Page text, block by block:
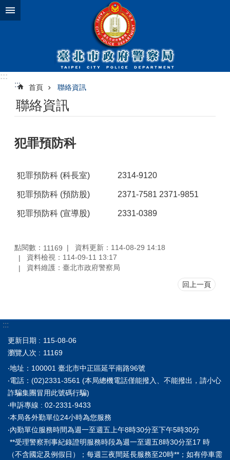
跳到主要內容區塊
:::
:::
首頁 聯絡資訊
聯絡資訊
犯罪預防科
犯罪預防科 (科長室) 2314-9120
犯罪預防科 (預防股) 2371-7581 2371-9851
犯罪預防科 (宣導股) 2331-0389
點閱數： 11169
資料更新：114-08-29 14:18
資料檢視：114-09-11 13:17
資料維護：臺北市政府警察局
回上一頁
:::
更新日期
115-08-06
瀏覽人次
11169
‧地址：100001 臺北市中正區延平南路96號
‧電話：(02)2331-3561 (本局總機電話僅能撥入、不能撥出，請小心
詐騙集團冒用此號碼行騙)
‧申訴專線 : 02-2331-9433
‧本局各外勤單位24小時為您服務
‧內勤單位服務時間為週一至週五上午8時30分至下午5時30分
**受理警察刑事紀錄證明服務時段為週一至週五8時30分至17 時
（不含國定及例假日）；每週三夜間延長服務至20時**；如有停車需